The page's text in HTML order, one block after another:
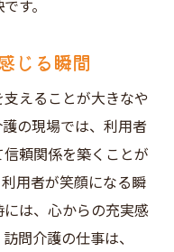
す。
じる瞬間
えることが大きなや
の現場では、利用者
頼関係を築くことが
用者が笑顔になる瞬
は、心からの充実感
問介護の仕事は、